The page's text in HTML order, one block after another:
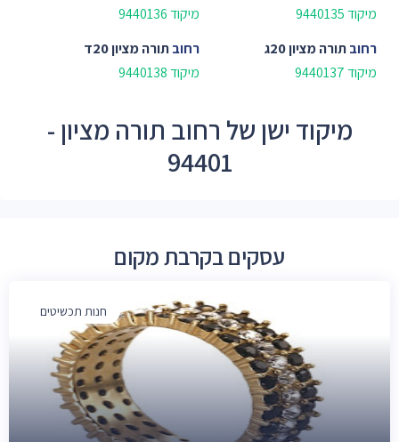
מיקוד 9440135
מיקוד 9440136
רחובתורה מציון 20ג
מיקוד 9440137
רחובתורה מציון 20ד
מיקוד 9440138
מיקוד ישן של רחוב תורה מציון -
94401
עסקים בקרבת מקום
חנות תכשיטים